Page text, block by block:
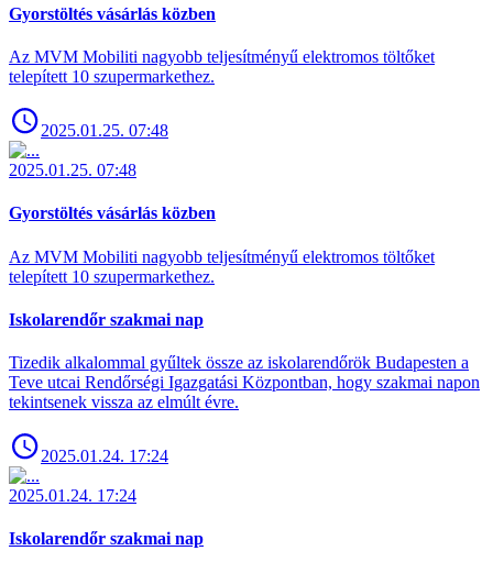
Gyorstöltés vásárlás közben
Az MVM Mobiliti nagyobb teljesítményű elektromos töltőket
telepített 10 szupermarkethez.
2025.01.25. 07:48
2025.01.25. 07:48
Gyorstöltés vásárlás közben
Az MVM Mobiliti nagyobb teljesítményű elektromos töltőket
telepített 10 szupermarkethez.
Iskolarendőr szakmai nap
Tizedik alkalommal gyűltek össze az iskolarendőrök Budapesten a
Teve utcai Rendőrségi Igazgatási Központban, hogy szakmai napon
tekintsenek vissza az elmúlt évre.
2025.01.24. 17:24
2025.01.24. 17:24
Iskolarendőr szakmai nap